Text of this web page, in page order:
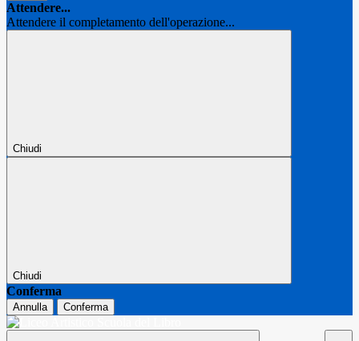
Attendere...
Attendere il completamento dell'operazione...
Chiudi
Chiudi
Conferma
Annulla Conferma